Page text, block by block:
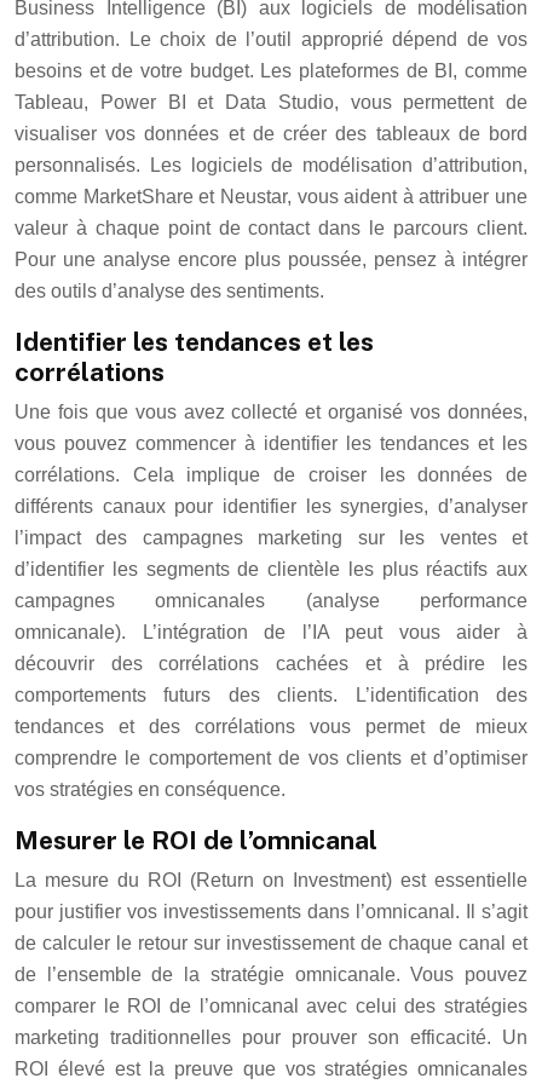
Business Intelligence (BI) aux logiciels de modélisation
d’attribution. Le choix de l’outil approprié dépend de vos
besoins et de votre budget. Les plateformes de BI, comme
Tableau, Power BI et Data Studio, vous permettent de
visualiser vos données et de créer des tableaux de bord
personnalisés. Les logiciels de modélisation d’attribution,
comme MarketShare et Neustar, vous aident à attribuer une
valeur à chaque point de contact dans le parcours client.
Pour une analyse encore plus poussée, pensez à intégrer
des outils d’analyse des sentiments.
Identifier les tendances et les
corrélations
Une fois que vous avez collecté et organisé vos données,
vous pouvez commencer à identifier les tendances et les
corrélations. Cela implique de croiser les données de
différents canaux pour identifier les synergies, d’analyser
l’impact des campagnes marketing sur les ventes et
d’identifier les segments de clientèle les plus réactifs aux
campagnes omnicanales (analyse performance
omnicanale). L’intégration de l’IA peut vous aider à
découvrir des corrélations cachées et à prédire les
comportements futurs des clients. L’identification des
tendances et des corrélations vous permet de mieux
comprendre le comportement de vos clients et d’optimiser
vos stratégies en conséquence.
Mesurer le ROI de l’omnicanal
La mesure du ROI (Return on Investment) est essentielle
pour justifier vos investissements dans l’omnicanal. Il s’agit
de calculer le retour sur investissement de chaque canal et
de l’ensemble de la stratégie omnicanale. Vous pouvez
comparer le ROI de l’omnicanal avec celui des stratégies
marketing traditionnelles pour prouver son efficacité. Un
ROI élevé est la preuve que vos stratégies omnicanales